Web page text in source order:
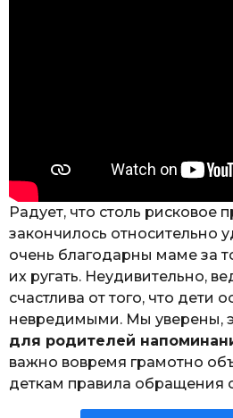
Радует, что столь рисковое
закончилось относительно
очень благодарны маме за
их ругать. Неудивительно,
счастлива от того, что дети
невредимыми. Мы уверены,
для родителей
важно вовремя грамотно
деткам правила обращения